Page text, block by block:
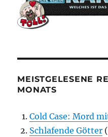
MEISTGELESENE
MONATS
Cold Case: Mord
Schlafende Götter